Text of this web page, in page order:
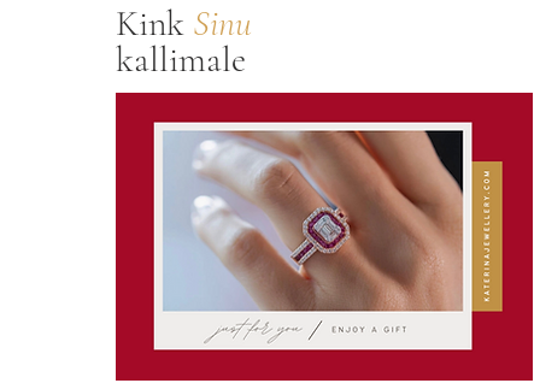
Kink Sinu
kallimale